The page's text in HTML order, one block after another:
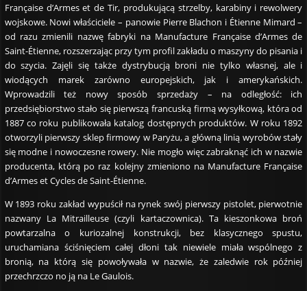
Française d’Armes et de Tir, produkującą strzelby, karabiny i rewolwery
wojskowe. Nowi właściciele – panowie Pierre Blachon i Étienne Mimard –
od razu zmienili nazwę fabryki na Manufacture Française d’Armes de
Saint-Étienne, rozszerzając przy tym profil zakładu o maszyny do pisania i
do szycia. Zajęli się także dystrybucją broni nie tylko własnej, ale i
wiodących marek zarówno europejskich, jak i amerykańskich.
Wprowadzili też nowy sposób sprzedaży – na odległość: ich
przedsiębiorstwo stało się pierwszą francuską firmą wysyłkową, która od
1887 co roku publikowała katalog dostępnych produktów. W roku 1892
otworzyli pierwszy sklep firmowy w Paryżu, a główną linią wyrobów stały
się modne i nowoczesne rowery. Nie mogło więc zabraknąć ich w nazwie
producenta, którą po raz kolejny zmieniono na Manufacture Française
d’Armes et Cycles de Saint-Étienne.
W 1893 roku zakład wypuścił na rynek swój pierwszy pistolet, pierwotnie
nazwany La Mitrailleuse (czyli kartaczownica). Ta kieszonkowa broń
powtarzalna o kuriozalnej konstrukcji, bez klasycznego spustu,
uruchamiana ściśnięciem całej dłoni tak niewiele miała wspólnego z
bronią, na którą się powoływała w nazwie, że zaledwie rok później
przechrzczo no ją na Le Gaulois.